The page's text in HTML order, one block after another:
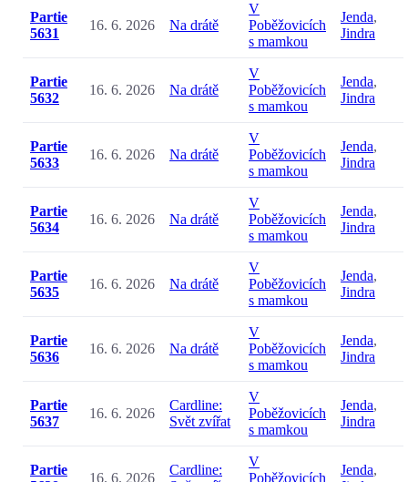
Partie
5631
16. 6. 2026 Na drátě
V
Poběžovicích
s mamkou
Jenda,
Jindra
Partie
5632
16. 6. 2026 Na drátě
V
Poběžovicích
s mamkou
Jenda,
Jindra
Partie
5633
16. 6. 2026 Na drátě
V
Poběžovicích
s mamkou
Jenda,
Jindra
Partie
5634
16. 6. 2026 Na drátě
V
Poběžovicích
s mamkou
Jenda,
Jindra
Partie
5635
16. 6. 2026 Na drátě
V
Poběžovicích
s mamkou
Jenda,
Jindra
Partie
5636
16. 6. 2026 Na drátě
V
Poběžovicích
s mamkou
Jenda,
Jindra
Partie
5637
16. 6. 2026
Cardline:
Svět zvířat
V
Poběžovicích
s mamkou
Jenda,
Jindra
Partie
16. 6. 2026
Cardline:
V
Poběžovicích
Jenda,